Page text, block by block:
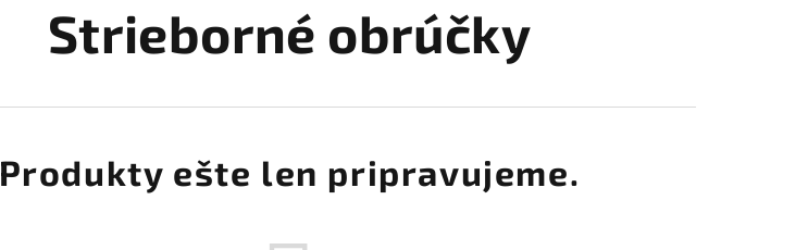
Strieborné obrúčky
Produkty ešte len pripravujeme.